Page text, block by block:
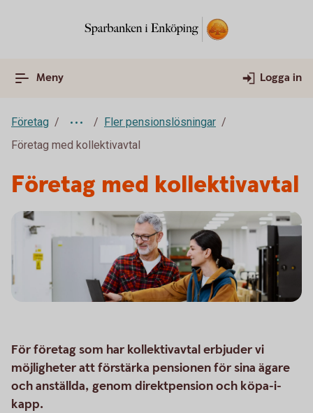
Meny Logga in
Företag
Fler pensionslösningar
Företag med kollektivavtal
Företag med kollektivavtal
För företag som har kollektivavtal erbjuder vi
möjligheter att förstärka pensionen för sina ägare
och anställda, genom direktpension och köpa-i-
kapp.